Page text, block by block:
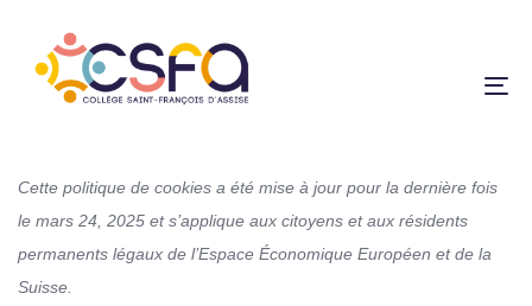
Cette politique de cookies a été mise à jour pour la dernière fois
le mars 24, 2025 et s’applique aux citoyens et aux résidents
permanents légaux de l’Espace Économique Européen et de la
Suisse.